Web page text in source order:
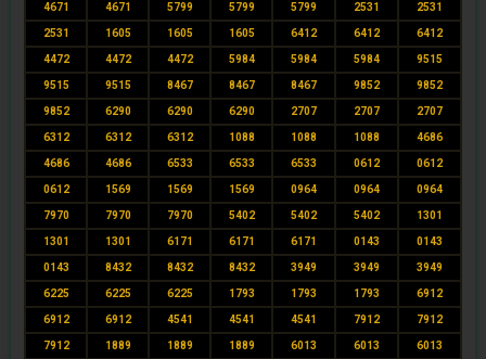
4671 4671 5799 5799 5799 2531 2531
2531 1605 1605 1605 6412 6412 6412
4472 4472 4472 5984 5984 5984 9515
9515 9515 8467 8467 8467 9852 9852
9852 6290 6290 6290 2707 2707 2707
6312 6312 6312 1088 1088 1088 4686
4686 4686 6533 6533 6533 0612 0612
0612 1569 1569 1569 0964 0964 0964
7970 7970 7970 5402 5402 5402 1301
1301 1301 6171 6171 6171 0143 0143
0143 8432 8432 8432 3949 3949 3949
6225 6225 6225 1793 1793 1793 6912
6912 6912 4541 4541 4541 7912 7912
7912 1889 1889 1889 6013 6013 6013